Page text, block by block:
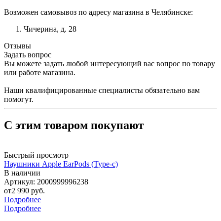
Возможен самовывоз по адресу магазина в Челябинске:
Чичерина, д. 28
Отзывы
Задать вопрос
Вы можете задать любой интересующий вас вопрос по товару
или работе магазина.
Наши квалифицированные специалисты обязательно вам
помогут.
С этим товаром покупают
Быстрый просмотр
Наушники Apple EarPods (Type-с)
В наличии
Артикул: 2000999996238
от2 990 руб.
Подробнее
Подробнее